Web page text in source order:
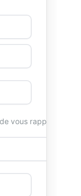
vous rappeler